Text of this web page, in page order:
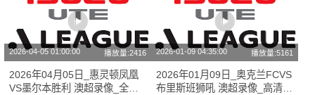
2026-04-05 01:00:00 播放量:2416
2026年04月05日_惠灵顿凤凰
VS墨尔本胜利 澳超录像_全场
2026-01-09 04:35:00 播放量:5161
2026年01月09日_奥克兰FCVS
布里斯班狮吼 澳超录像_高清录